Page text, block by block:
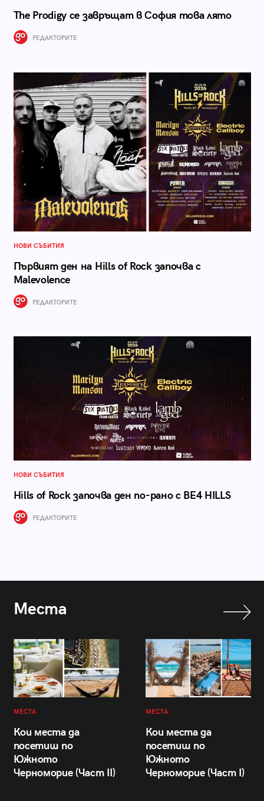
The Prodigy се завръщат в София това лято
РЕДАКТОРИТЕ
НОВИ СЪБИТИЯ
Първият ден на Hills of Rock започва с
Malevolence
РЕДАКТОРИТЕ
НОВИ СЪБИТИЯ
Hills of Rock започва ден по-рано с BE4 HILLS
РЕДАКТОРИТЕ
Места
МЕСТА
Кои места да
посетиш по
Южното
Черноморие (Част II)
МЕСТА
Кои места да
посетиш по
Южното
Черноморие (Част I)